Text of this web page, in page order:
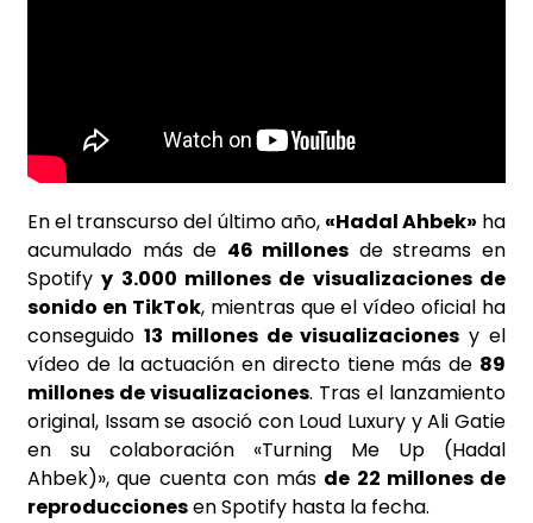
En el transcurso del último año, «Hadal Ahbek» ha
acumulado más de 46 millones de streams en
Spotifyy 3.000 millones de visualizaciones de
sonido en TikTok, mientras que el vídeo oficial ha
conseguido 13 millones de visualizaciones y el
vídeo de la actuación en directo tiene más de 89
millones de visualizaciones. Tras el lanzamiento
original, Issam se asoció con Loud Luxury y Ali Gatie
en su colaboración «Turning Me Up (Hadal
Ahbek)», que cuenta con más de 22 millones de
reproduccionesen Spotify hasta la fecha.